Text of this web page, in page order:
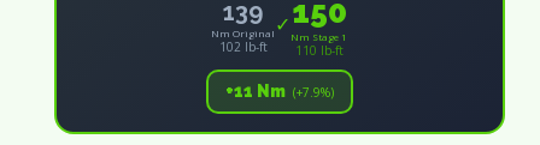
139
Nm Original
102 lb-ft
✓ 150
Nm Stage 1
110 lb-ft
+11 Nm (+7.9%)